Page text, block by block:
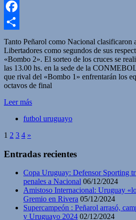
WhatsApp
Facebook
Compartir
Tanto Peñarol como Nacional clasificaron
Libertadores como segundos de sus
«Bombo 2». El sorteo de los cruces se
las 13.00 hs. en la sede de la
que rival del «Bombo 1» enfrentarán los
octavos de final
Leer más
futbol uruguayo
1 2 3 4 »
Entradas recientes
Copa Uruguay: Defensor Sporting
penales a Nacional 06/12/2024
Amistoso Internacional: Uruguay
Gremio en Rivera 05/12/2024
Supercampeón : Peñarol arrasó,
y Uruguayo 2024 02/12/2024